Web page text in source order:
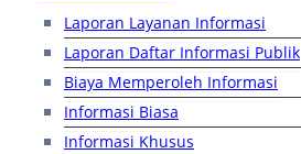
Laporan Layanan Informasi
Laporan Daftar Informasi Publik
Biaya Memperoleh Informasi
Informasi Biasa
Informasi Khusus